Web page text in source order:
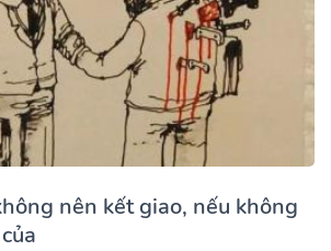
nên kết giao, nếu không